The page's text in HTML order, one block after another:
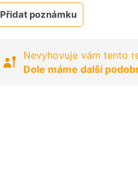
Přidat poznámku
Nevyhovuje vám tento
Dole máme další